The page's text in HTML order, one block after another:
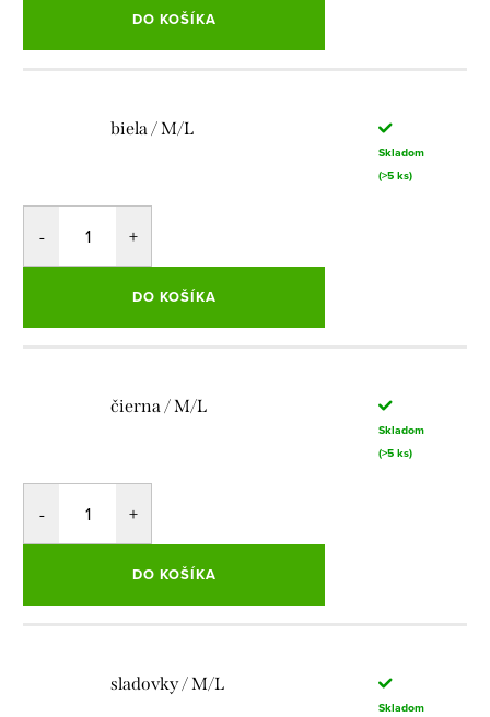
DO KOŠÍKA
biela / M/L
Skladom
(>5 ks)
DO KOŠÍKA
čierna / M/L
Skladom
(>5 ks)
DO KOŠÍKA
sladovky / M/L
Skladom